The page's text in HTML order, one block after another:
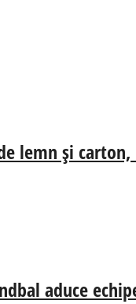
lemn și
aduce